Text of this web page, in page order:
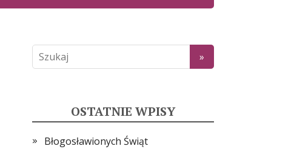
OSTATNIE WPISY
Błogosławionych Świąt